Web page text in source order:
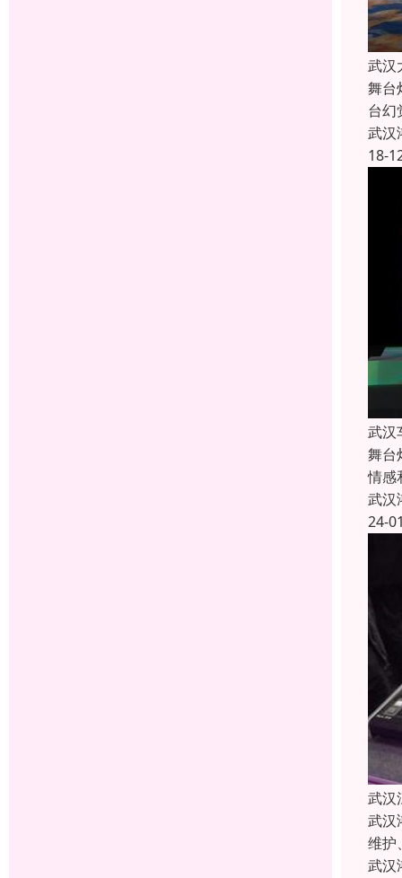
武汉
舞台
台幻
武汉
18-
武汉
舞台
情感
武汉
24-
武汉
武汉
维护
武汉